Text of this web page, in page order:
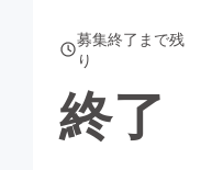
募集終了まで残
り
終了